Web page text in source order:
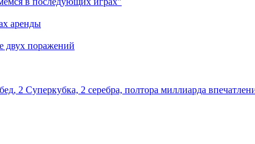
аренды
двух поражений
2 Суперкубка, 2 серебра, полтора миллиарда